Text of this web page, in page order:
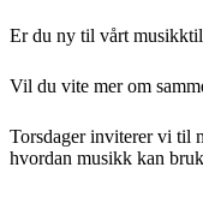
Er du ny til vårt
Vil du vite mer om
Torsdager inviterer vi til
hvordan musikk kan